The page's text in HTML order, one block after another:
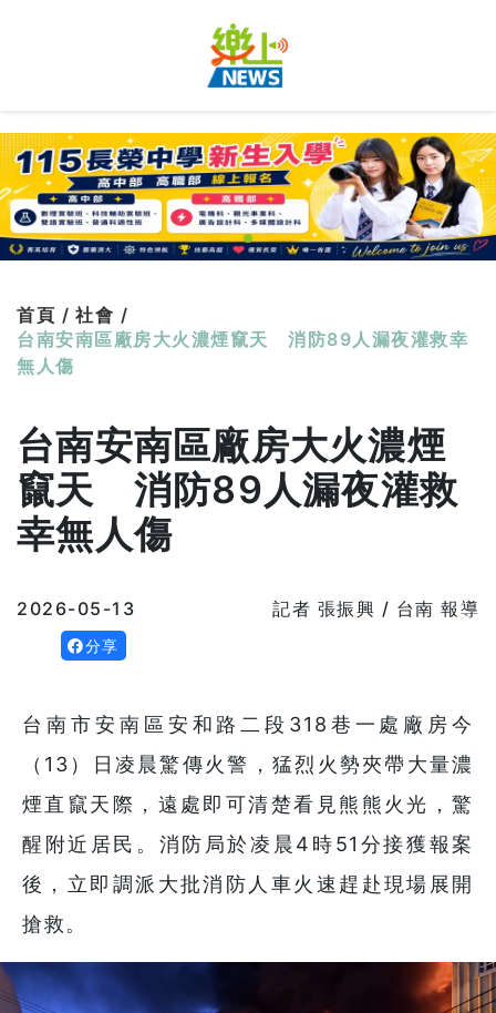
首頁 / 社會 /
台南安南區廠房大火濃煙竄天 消防89人漏夜灌救幸
無人傷
台南安南區廠房大火濃煙
竄天 消防89人漏夜灌救
幸無人傷
2026-05-13 記者 張振興 / 台南 報導
分享
台南市安南區安和路二段318巷一處廠房今
（13）日凌晨驚傳火警，猛烈火勢夾帶大量濃
煙直竄天際，遠處即可清楚看見熊熊火光，驚
醒附近居民。消防局於凌晨4時51分接獲報案
後，立即調派大批消防人車火速趕赴現場展開
搶救。